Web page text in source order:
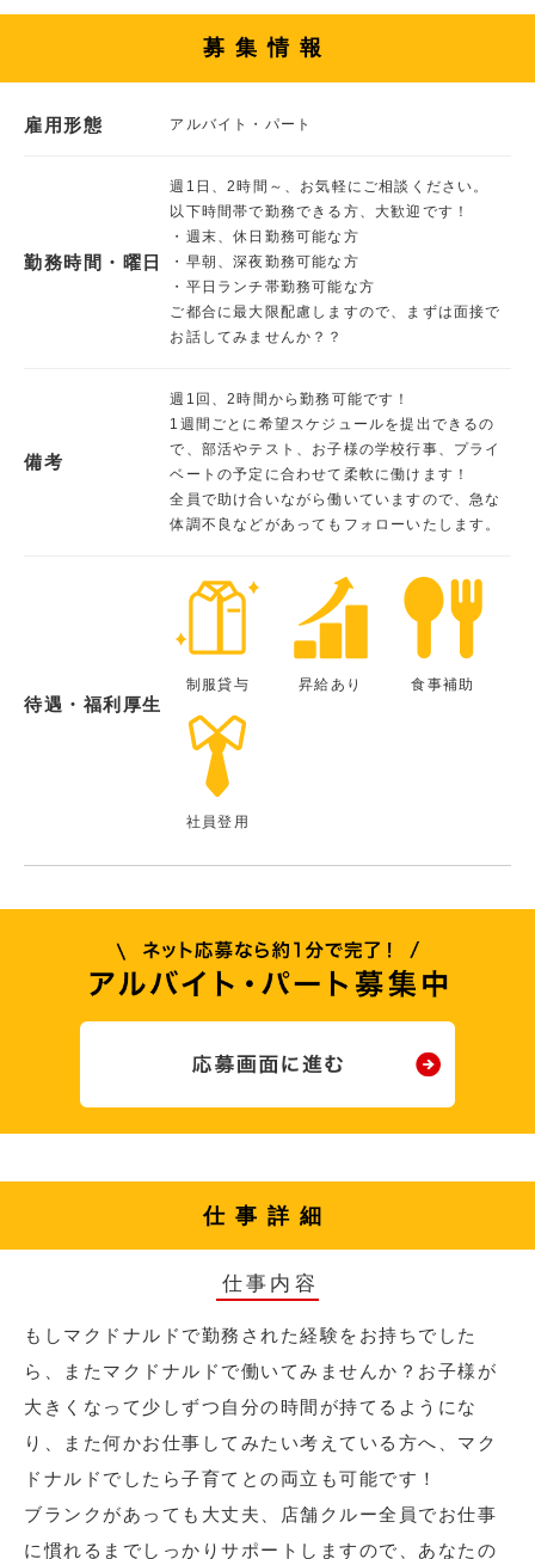
募集情報
雇用形態 アルバイト・パート
勤務時間・曜日
週1日、2時間～、お気軽にご相談ください。
以下時間帯で勤務できる方、大歓迎です！
・週末、休日勤務可能な方
・早朝、深夜勤務可能な方
・平日ランチ帯勤務可能な方
ご都合に最大限配慮しますので、まずは面接で
お話してみませんか？？
備考
週1回、2時間から勤務可能です！
1週間ごとに希望スケジュールを提出できるの
で、部活やテスト、お子様の学校行事、プライ
ベートの予定に合わせて柔軟に働けます！
全員で助け合いながら働いていますので、急な
体調不良などがあってもフォローいたします。
待遇・福利厚生
制服貸与 昇給あり 食事補助
社員登用
仕事詳細
仕事内容
もしマクドナルドで勤務された経験をお持ちでした
ら、またマクドナルドで働いてみませんか？お子様が
大きくなって少しずつ自分の時間が持てるようにな
り、また何かお仕事してみたい考えている方へ、マク
ドナルドでしたら子育てとの両立も可能です！
ブランクがあっても大丈夫、店舗クルー全員でお仕事
に慣れるまでしっかりサポートしますので、あなたの